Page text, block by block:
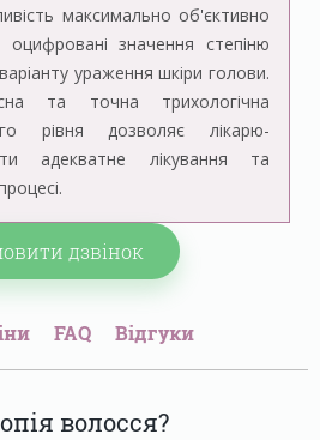
максимально об'єктивно
значення степіню
ураження шкіри голови.
та точна трихологічна
рівня дозволяє лікарю-
адекватне лікування та
дзвінок
FAQ Відгуки
волосся?